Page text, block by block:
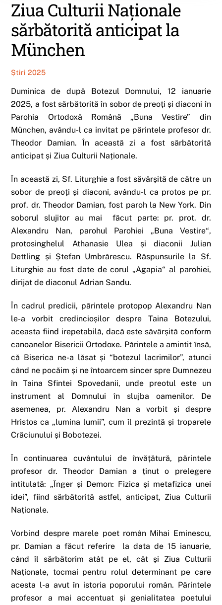
Ziua Culturii Naționale
sărbătorită anticipat la
München
Știri 2025
Duminica de după Botezul Domnului, 12 ianuarie
2025, a fost sărbătorită în sobor de preoți și diaconi în
Parohia Ortodoxă Română „Buna Vestire” din
München, avându-l ca invitat pe părintele profesor dr.
Theodor Damian. În această zi a fost sărbătorită
anticipat și Ziua Culturii Naționale.
În această zi, Sf. Liturghie a fost săvârșită de către un
sobor de preoți și diaconi, avându-l ca protos pe pr.
prof. dr. Theodor Damian, fost paroh la New York. Din
soborul slujitor au mai făcut parte: pr. prot. dr.
Alexandru Nan, parohul Parohiei „Buna Vestire“,
protosinghelul Athanasie Ulea și diaconii Julian
Dettling și Ștefan Umbrărescu. Răspunsurile la Sf.
Liturghie au fost date de corul „Agapia“ al parohiei,
dirijat de diaconul Adrian Sandu.
În cadrul predicii, părintele protopop Alexandru Nan
le-a vorbit credincioșilor despre Taina Botezului,
aceasta fiind irepetabilă, dacă este săvârșită conform
canoanelor Bisericii Ortodoxe. Părintele a amintit însă,
că Biserica ne-a lăsat și “botezul lacrimilor”, atunci
când ne pocăim și ne întoarcem sincer spre Dumnezeu
în Taina Sfintei Spovedanii, unde preotul este un
instrument al Domnului în slujba oamenilor. De
asemenea, pr. Alexandru Nan a vorbit și despre
Hristos ca „lumina lumii”, cum îl prezintă și troparele
Crăciunului și Bobotezei.
În continuarea cuvântului de învățătură, părintele
profesor dr. Theodor Damian a ținut o prelegere
intitulată: „Înger și Demon: Fizica și metafizica unei
idei”, fiind sărbătorită astfel, anticipat, Ziua Culturii
Naționale.
Vorbind despre marele poet român Mihai Eminescu,
pr. Damian a făcut referire la data de 15 ianuarie,
când îl sărbătorim atât pe el, cât și Ziua Culturii
Naționale, tocmai pentru rolul determinant pe care
acesta l-a avut în istoria poporului român. Părintele
profesor a mai accentuat și genialitatea poetului